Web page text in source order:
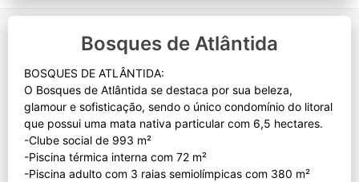
Bosques de Atlântida
BOSQUES DE ATLÂNTIDA:
O Bosques de Atlântida se destaca por sua beleza,
glamour e sofisticação, sendo o único condomínio do litoral
que possui uma mata nativa particular com 6,5 hectares.
-Clube social de 993 m²
-Piscina térmica interna com 72 m²
-Piscina adulto com 3 raias semiolímpicas com 380 m²